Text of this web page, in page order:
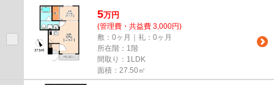
5万円
(管理費・共益費 3,000円)
敷：0ヶ月｜礼：0ヶ月
所在階：1階
間取り：1LDK
面積：27.50㎡